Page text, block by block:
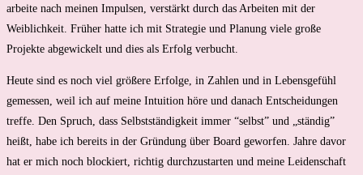
arbeite nach meinen Impulsen, verstärkt durch das Arbeiten mit der
Weiblichkeit. Früher hatte ich mit Strategie und Planung viele große
Projekte abgewickelt und dies als Erfolg verbucht.
Heute sind es noch viel größere Erfolge, in Zahlen und in Lebensgefühl
gemessen, weil ich auf meine Intuition höre und danach Entscheidungen
treffe. Den Spruch, dass Selbstständigkeit immer “selbst” und „ständig”
heißt, habe ich bereits in der Gründung über Board geworfen. Jahre davor
hat er mich noch blockiert, richtig durchzustarten und meine Leidenschaft